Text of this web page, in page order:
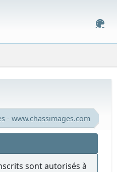
- www.chassimages.com
sont autorisés à